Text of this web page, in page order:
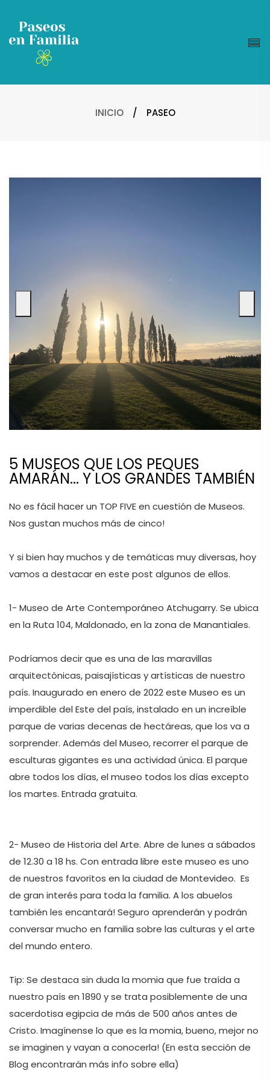
INICIO / PASEO
5 MUSEOS QUE LOS PEQUES
AMARÁN... Y LOS GRANDES TAMBIÉN
No es fácil hacer un TOP FIVE en cuestión de Museos.
Nos gustan muchos más de cinco!
Y si bien hay muchos y de temáticas muy diversas, hoy
vamos a destacar en este post algunos de ellos.
1- Museo de Arte Contemporáneo Atchugarry. Se ubica
en la Ruta 104, Maldonado, en la zona de Manantiales.
Podríamos decir que es una de las maravillas
arquitectónicas, paisajísticas y artísticas de nuestro
país. Inaugurado en enero de 2022 este Museo es un
imperdible del Este del país, instalado en un increíble
parque de varias decenas de hectáreas, que los va a
sorprender. Además del Museo, recorrer el parque de
esculturas gigantes es una actividad única. El parque
abre todos los días, el museo todos los días excepto
los martes. Entrada gratuita.
2- Museo de Historia del Arte. Abre de lunes a sábados
de 12.30 a 18 hs. Con entrada libre este museo es uno
de nuestros favoritos en la ciudad de Montevideo.  Es
de gran interés para toda la familia. A los abuelos
también les encantará! Seguro aprenderán y podrán
conversar mucho en familia sobre las culturas y el arte
del mundo entero.
Tip: Se destaca sin duda la momia que fue traída a
nuestro país en 1890 y se trata posiblemente de una
sacerdotisa egipcia de más de 500 años antes de
Cristo. Imagínense lo que es la momia, bueno, mejor no
se imaginen y vayan a conocerla! (En esta sección de
Blog encontrarán más info sobre ella)